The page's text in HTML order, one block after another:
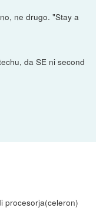
ne drugo. "Stay a
da SE ni second
procesorja(celeron)